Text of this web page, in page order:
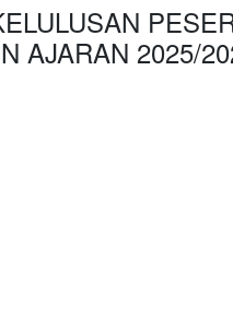
AJARAN 2025/